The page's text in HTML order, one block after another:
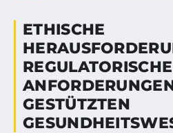
ETHISCHE
REGULATORISCHE
GESTÜTZTEN